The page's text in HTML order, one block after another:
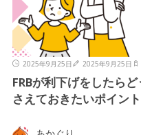
2025年9月25日 2025年9月25日
FRBが利下げをしたら
さえておきたいポイント